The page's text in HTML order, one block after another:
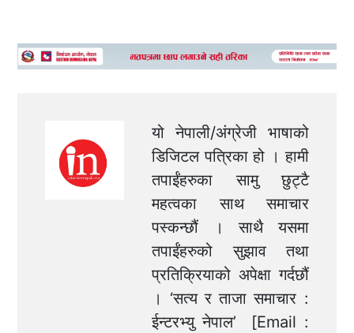
यो नेपाली/अंग्रेजी भाषाको
डिजिटल पत्रिका हो । हामी
तपाईंहरुका सामु छुट्टै
महत्वका साथ समाचार
पस्कन्छौं । साथै यसमा
तपाईंहरुको सुझाव तथा
प्रतिक्रियाको अपेक्षा गर्दछौं
। ‘सत्य र ताजा समाचार :
ईन्टरभ्यु नेपाल’ [Email :